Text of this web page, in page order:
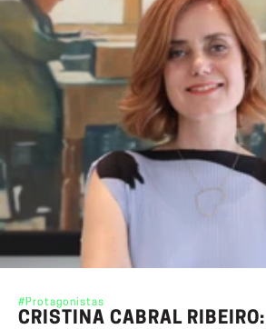
#Protagonistas
CRISTINA CABRAL